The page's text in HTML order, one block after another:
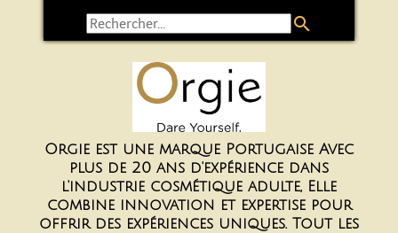
search
Orgie est une marque Portugaise Avec
plus de 20 ans d'expérience dans
l'industrie cosmétique adulte, Elle
combine innovation et expertise pour
offrir des expériences uniques. Tout les